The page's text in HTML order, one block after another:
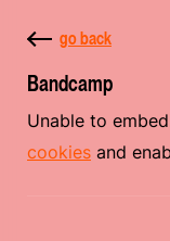
go back
Bandcamp
Unable to
cookies and